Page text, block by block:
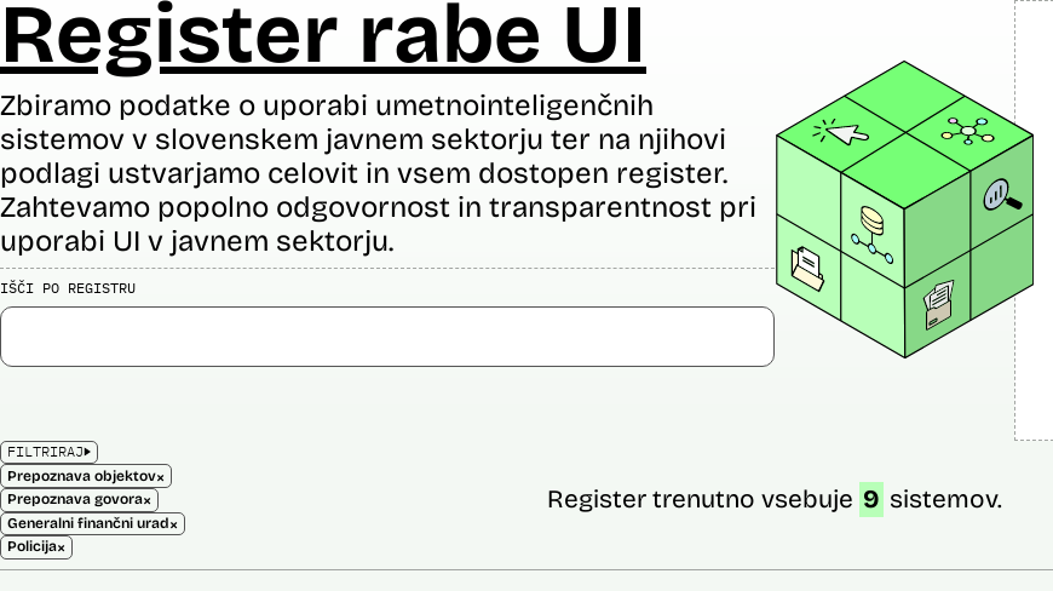
Register rabe UI
Zbiramo podatke o uporabi umetnointeligenčnih
sistemov v slovenskem javnem sektorju ter na njihovi
podlagi ustvarjamo celovit in vsem dostopen register.
Zahtevamo popolno odgovornost in transparentnost pri
uporabi UI v javnem sektorju.
IŠČI PO REGISTRU
FILTRIRAJ
Prepoznava objektov×
Prepoznava govora×
Generalni finančni urad×
Policija×
Register trenutno vsebuje 9 sistemov.